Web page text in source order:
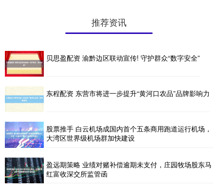
推荐资讯
贝思盈配资 渝黔边区联动宣传! 守护群众“数字安全”
东程配资 东营市将进一步提升“黄河口农品”品牌影响力
股票推手 白云机场成国内首个五条商用跑道运行机场，
大湾区世界级机场群加快建设
盈远期策略 业绩对赌补偿逾期未支付，庄园牧场股东马
红富收深交所监管函